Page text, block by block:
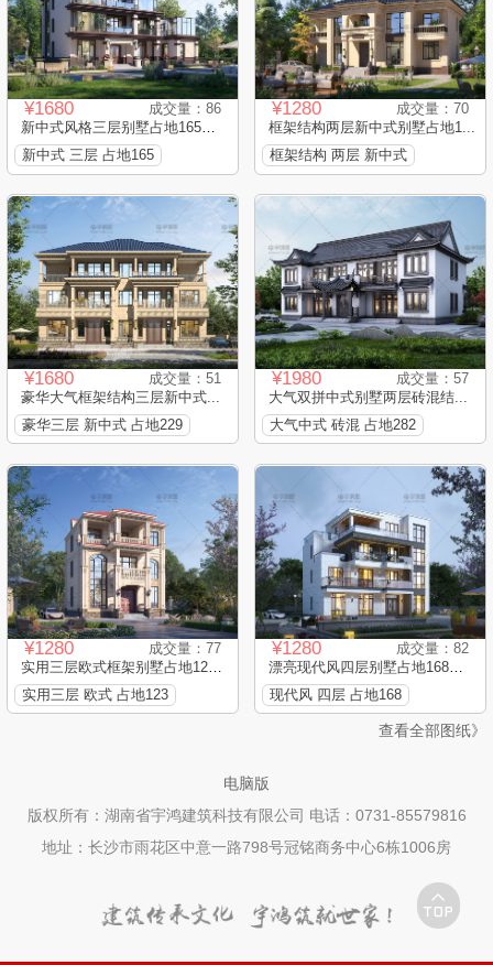
¥1680
成交量：86
新中式风格三层别墅占地165平...
新中式 三层 占地165
¥1280
成交量：70
框架结构两层新中式别墅占地1...
框架结构 两层 新中式
¥1680
成交量：51
豪华大气框架结构三层新中式...
豪华三层 新中式 占地229
¥1980
成交量：57
大气双拼中式别墅两层砖混结...
大气中式 砖混 占地282
¥1280
成交量：77
实用三层欧式框架别墅占地123...
实用三层 欧式 占地123
¥1280
成交量：82
漂亮现代风四层别墅占地168平...
现代风 四层 占地168
查看全部图纸》
电脑版
版权所有：湖南省宇鸿建筑科技有限公司 电话：0731-85579816
地址：长沙市雨花区中意一路798号冠铭商务中心6栋1006房